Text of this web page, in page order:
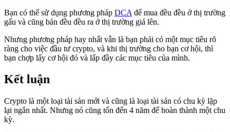
Bạn có thể sử dụng phương pháp DCA để mua đều đều ở thị trường
gấu và cũng bán đều đều ra ở thị trường giá lên.
Nhưng phương pháp hay nhất vẫn là bạn phải có một mục tiêu rõ
ràng cho việc đầu tư crypto, và khi thị trường cho bạn cơ hội, thì
bạn chợp lấy cơ hội đó và lấp đầy các mục tiêu của mình.
Kết luận
Crypto là một loại tài sản mới và cũng là loại tài sản có chu kỳ lặp
lại ngắn nhất. Nhưng nó cũng tốn đến 4 năm để hoàn thành một chu
kỳ.